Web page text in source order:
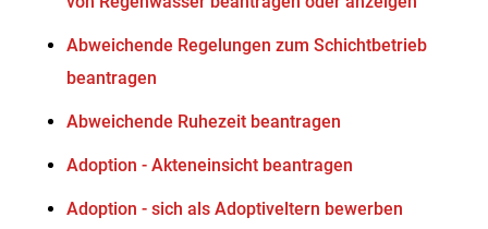
Abweichende Regelungen zum Schichtbetrieb
beantragen
Abweichende Ruhezeit beantragen
Adoption - Akteneinsicht beantragen
Adoption - sich als Adoptiveltern bewerben